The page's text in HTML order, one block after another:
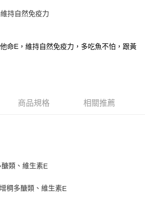
台北富邦商業銀行
華泰商業銀行
彰化商業銀行
台中商業銀行
中國信託商業銀行
簡訊認證，即可結帳。
流程】
持自然免疫力
命E，維持自然免疫力，多吃魚不怕，跟黃
商品規格 相關推薦
類、維生素E
稠多醣類、維生素E